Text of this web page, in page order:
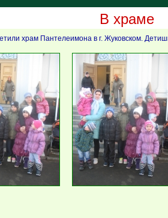
В храме
храм Пантелеимона в г. Жуковском.